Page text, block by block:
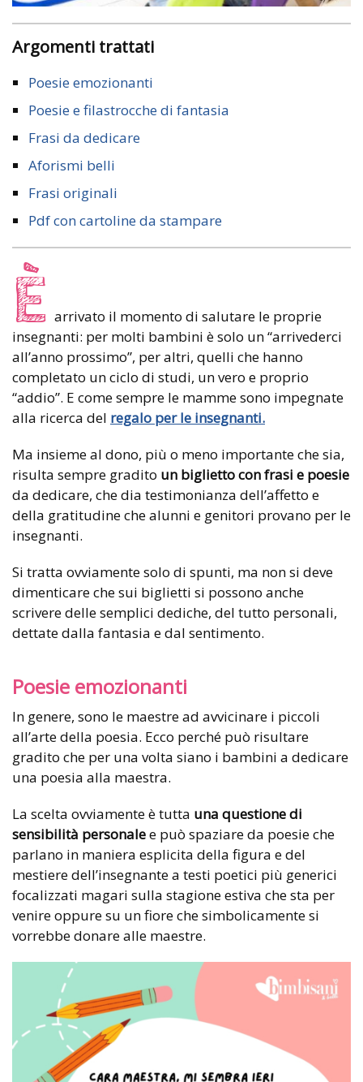
Argomenti trattati
Poesie emozionanti
Poesie e filastrocche di fantasia
Frasi da dedicare
Aforismi belli
Frasi originali
Pdf con cartoline da stampare
È arrivato il momento di salutare le proprie
insegnanti: per molti bambini è solo un “arrivederci
all’anno prossimo”, per altri, quelli che hanno
completato un ciclo di studi, un vero e proprio
“addio”. E come sempre le mamme sono impegnate
alla ricerca del regalo per le insegnanti.
Ma insieme al dono, più o meno importante che sia,
risulta sempre gradito un bigliettocon frasi e poesie
da dedicare, che dia testimonianza dell’affetto e
della gratitudine che alunni e genitori provano per le
insegnanti.
Si tratta ovviamente solo di spunti, ma non si deve
dimenticare che sui biglietti si possono anche
scrivere delle semplici dediche, del tutto personali,
dettate dalla fantasia e dal sentimento.
Poesie emozionanti
In genere, sono le maestre ad avvicinare i piccoli
all’arte della poesia. Ecco perché può risultare
gradito che per una volta siano i bambini a dedicare
una poesia alla maestra.
La scelta ovviamente è tutta una questione di
sensibilità personalee può spaziare da poesie che
parlano in maniera esplicita della figura e del
mestiere dell’insegnante a testi poetici più generici
focalizzati magari sulla stagione estiva che sta per
venire oppure su un fiore che simbolicamente si
vorrebbe donare alle maestre.